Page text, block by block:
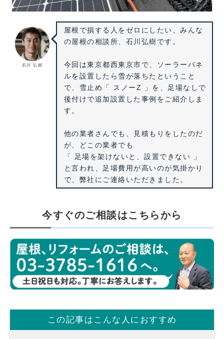
石川 弘樹
屋根で損する人をゼロにしたい、みんな
の屋根の相談所、石川弘樹です。
今回は東京都西東京市で、ソーラーパネ
ルを設置したら雪が落ちたということ
で、雪止め「 スノーZ 」を、足場なしで
後付けで追加設置した事例をご紹介しま
す。
他の業者さんでも、見積もりをしたのだ
が、どこの業者でも
「 足場を架けないと、設置できない 」
と言われ、足場費用が高いのが気掛かり
で、弊社にご連絡いただきました。
今すぐのご相談はこちらから
この記事はこんな人におすすめ